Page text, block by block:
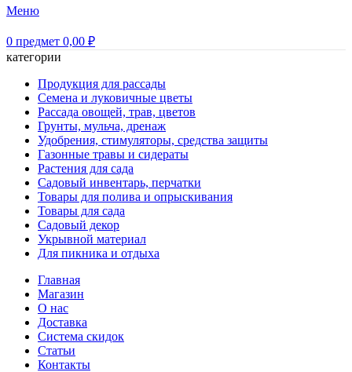
Меню
0 предмет 0,00 ₽
категории
Продукция для рассады
Семена и луковичные цветы
Рассада овощей, трав, цветов
Грунты, мульча, дренаж
Удобрения, стимуляторы, средства защиты
Газонные травы и сидераты
Растения для сада
Садовый инвентарь, перчатки
Товары для полива и опрыскивания
Товары для сада
Садовый декор
Укрывной материал
Для пикника и отдыха
Главная
Магазин
О нас
Доставка
Система скидок
Статьи
Контакты